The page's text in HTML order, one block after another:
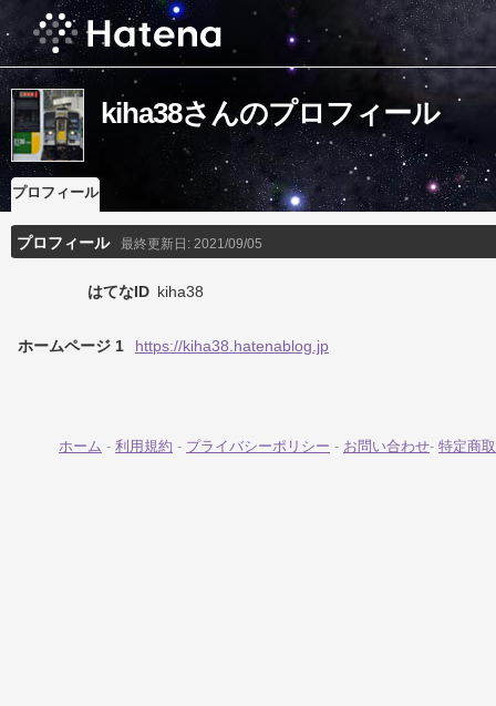
kiha38さんのプロフィール
プロフィール
プロフィール 最終更新日: 2021/09/05
はてなID kiha38
ホームページ 1 https://kiha38.hatenablog.jp
ホーム - 利用規約 - プライバシーポリシー - お問い合わせ- 特定商